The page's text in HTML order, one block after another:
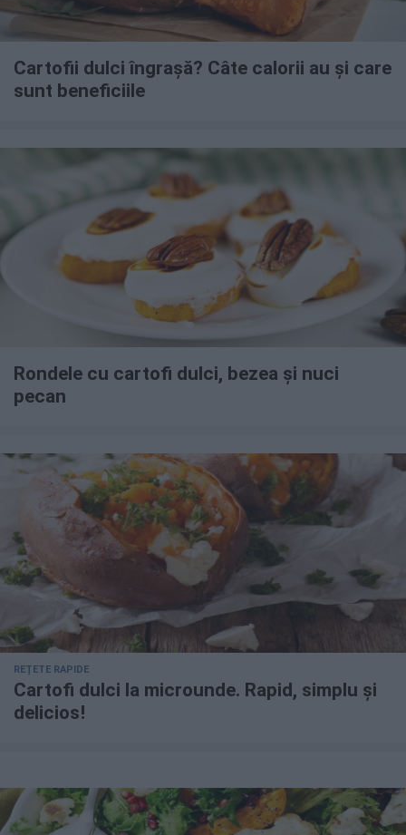
Cartofii dulci îngrașă? Câte calorii au și care
sunt beneficiile
Rondele cu cartofi dulci, bezea și nuci
pecan
REȚETE RAPIDE
Cartofi dulci la microunde. Rapid, simplu și
delicios!